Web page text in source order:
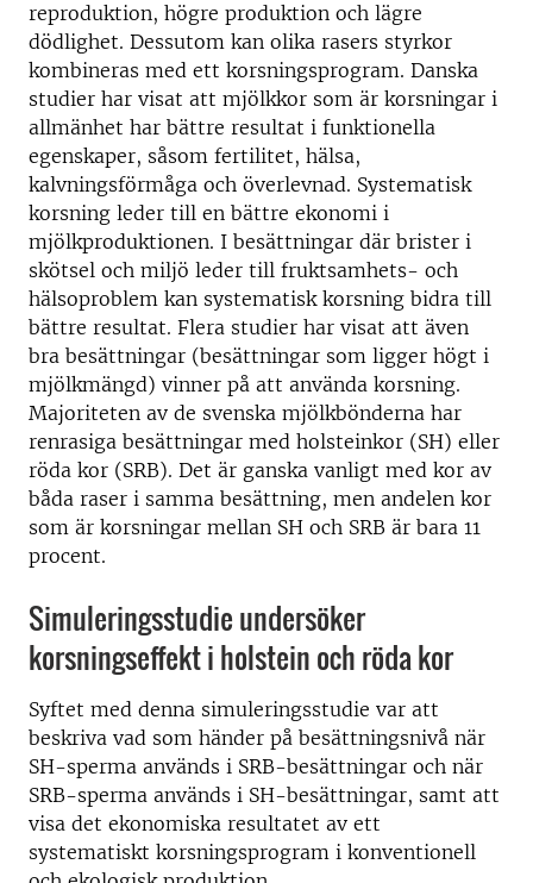
reproduktion, högre produktion och lägre
dödlighet. Dessutom kan olika rasers styrkor
kombineras med ett korsningsprogram. Danska
studier har visat att mjölkkor som är korsningar i
allmänhet har bättre resultat i funktionella
egenskaper, såsom fertilitet, hälsa,
kalvningsförmåga och överlevnad. Systematisk
korsning leder till en bättre ekonomi i
mjölkproduktionen. I besättningar där brister i
skötsel och miljö leder till fruktsamhets- och
hälsoproblem kan systematisk korsning bidra till
bättre resultat. Flera studier har visat att även
bra besättningar (besättningar som ligger högt i
mjölkmängd) vinner på att använda korsning.
Majoriteten av de svenska mjölkbönderna har
renrasiga besättningar med holsteinkor (SH) eller
röda kor (SRB). Det är ganska vanligt med kor av
båda raser i samma besättning, men andelen kor
som är korsningar mellan SH och SRB är bara 11
procent.
Simuleringsstudie undersöker
korsningseffekt i holstein och röda kor
Syftet med denna simuleringsstudie var att
beskriva vad som händer på besättningsnivå när
SH-sperma används i SRB-besättningar och när
SRB-sperma används i SH-besättningar, samt att
visa det ekonomiska resultatet av ett
systematiskt korsningsprogram i konventionell